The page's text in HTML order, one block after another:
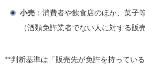
小売 ：消費者や飲食店のほか、菓子
（酒類免許業者でない人に対する販売
**判断基準は「販売先が免許を持っている